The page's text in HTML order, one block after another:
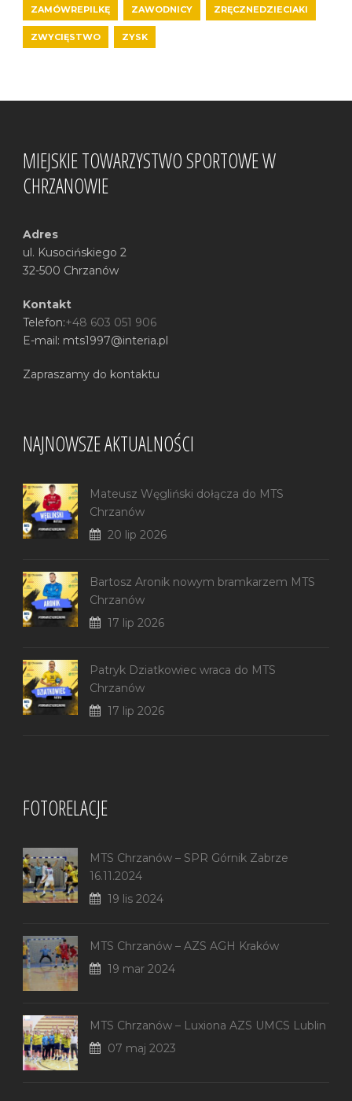
ZAMÓWREPILKĘ ZAWODNICY ZRĘCZNEDZIECIAKI
ZWYCIĘSTWO ZYSK
MIEJSKIE TOWARZYSTWO SPORTOWE W
CHRZANOWIE
Adres
ul. Kusocińskiego 2
32-500 Chrzanów
Kontakt
Telefon:+48 603 051 906
E-mail: mts1997@interia.pl
Zapraszamy do kontaktu
NAJNOWSZE AKTUALNOŚCI
Mateusz Węgliński dołącza do MTS
Chrzanów
20 lip 2026
Bartosz Aronik nowym bramkarzem MTS
Chrzanów
17 lip 2026
Patryk Dziatkowiec wraca do MTS
Chrzanów
17 lip 2026
FOTORELACJE
MTS Chrzanów – SPR Górnik Zabrze
16.11.2024
19 lis 2024
MTS Chrzanów – AZS AGH Kraków
19 mar 2024
MTS Chrzanów – Luxiona AZS UMCS Lublin
07 maj 2023